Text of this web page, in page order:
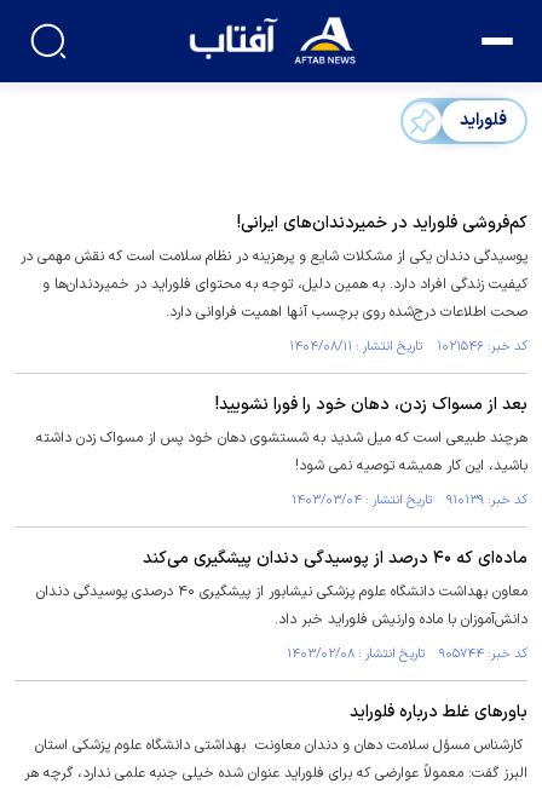
فلوراید
کم‌فروشی فلوراید در خمیردندان‌های ایرانی!
پوسیدگی دندان یکی از مشکلات شایع و پرهزینه در نظام سلامت است که نقش مهمی در
کیفیت زندگی افراد دارد. به همین دلیل، توجه به محتوای فلوراید در خمیردندان‌ها و
صحت اطلاعات درج‌شده روی برچسب آنها اهمیت فراوانی دارد.
کد خبر: ۱۰۲۱۵۴۶ تاریخ انتشار : ۱۴۰۴/۰۸/۱۱
بعد از مسواک زدن، دهان خود را فورا نشویید!
هرچند طبیعی است که میل شدید به شستشوی دهان خود پس از مسواک زدن داشته
باشید، این کار همیشه توصیه نمی شود!
کد خبر: ۹۱۰۱۳۹ تاریخ انتشار : ۱۴۰۳/۰۳/۰۴
ماده‌ای که ۴۰ درصد از پوسیدگی دندان پیشگیری می‌کند
معاون بهداشت دانشگاه علوم پزشکی نیشابور از پیشگیری ۴۰ درصدی پوسیدگی دندان
دانش‌آموزان با ماده وارنیش فلوراید خبر داد.
کد خبر: ۹۰۵۷۴۴ تاریخ انتشار : ۱۴۰۳/۰۲/۰۸
باورهای غلط درباره فلوراید
کارشناس مسؤل سلامت دهان و دندان معاونت بهداشتی دانشگاه علوم پزشکی استان
البرز گفت: معمولاً عوارضی که برای فلوراید عنوان شده خیلی جنبه علمی ندارد، گرچه هر